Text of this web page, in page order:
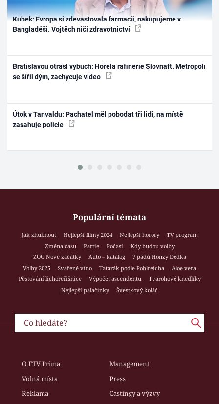
Kubek: Evropa si zdevastovala farmacii, nakupujeme v
Bangladéši. Vojtěch ničí zdravotnictví
Bratislavou otřásl výbuch: Hořela rafinerie Slovnaft. Metropolí
se šířil dým, zachycuje video
Útok v Tanvaldu: Pachatel měl pobodat tři lidi, na místě
zasahuje policie
Populární témata
Jak zhubnout Nejlepší filmy 2024 Nejlepší horory
TV program
Změna času
Partie Počasí
Kdy budou volby
ZOO Nové začátky
Auto – katalog
7 pádů Honzy Dědka
Volby 2025
Svařené víno Tatarák podle Pohlreicha
Aloe vera
Pěstování lichořeřišnice
Výpočet ascendentu
Tvarohové knedlíky
Nejlepší palačinky
Švestkový koláč
O FTV Prima
Management
Volná místa
Press
Reklama
Castingy a výzvy